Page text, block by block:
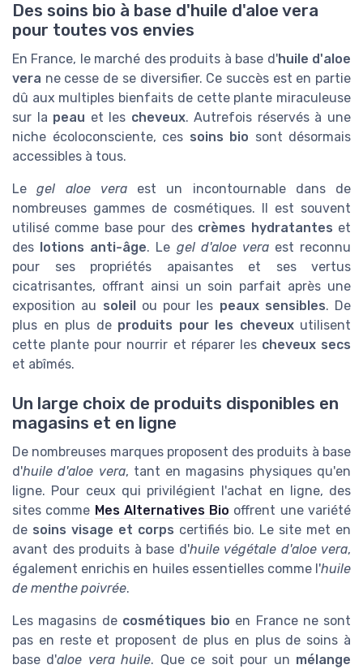
Des soins bio à base d'huile d'aloe vera
pour toutes vos envies
En France, le marché des produits à base d'huile d'aloe
vera ne cesse de se diversifier. Ce succès est en partie
dû aux multiples bienfaits de cette plante miraculeuse
sur la peau et les cheveux. Autrefois réservés à une
niche écoloconsciente, ces soins bio sont désormais
accessibles à tous.
Legel aloe veraest un incontournable dans de
nombreuses gammes de cosmétiques. Il est souvent
utilisé comme base pour des crèmes hydratantes et
des lotions anti-âge. Le gel d'aloe veraest reconnu
pour ses propriétés apaisantes et ses vertus
cicatrisantes, offrant ainsi un soin parfait après une
exposition au soleilou pour les peaux sensibles. De
plus en plus de produits pour les cheveuxutilisent
cette plante pour nourrir et réparer les cheveux secs
et abîmés.
Un large choix de produits disponibles en
magasins et en ligne
De nombreuses marques proposent des produits à base
d'huile d'aloe vera, tant en magasins physiques qu'en
ligne. Pour ceux qui privilégient l'achat en ligne, des
sites comme Mes Alternatives Bio offrent une variété
de soins visage et corps certifiés bio. Le site met en
avant des produits à base d'huile végétale d'aloe vera,
également enrichis en huiles essentielles comme l'huile
de menthe poivrée.
Les magasins de cosmétiques bio en France ne sont
pas en reste et proposent de plus en plus de soins à
base d'aloe vera huile. Que ce soit pour un mélange